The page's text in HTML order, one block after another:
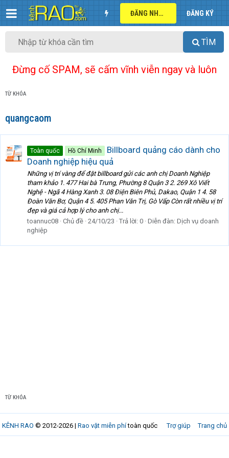
ĐĂNG NHẬP ĐĂNG KÝ
TÌM
Đừng cố SPAM, sẽ cấm vĩnh viễn ngay và luôn
TỪ KHÓA
quangcaom
Toàn quốc Hồ Chí Minh
Billboard quảng cáo dành cho
Doanh nghiệp hiệu quả
Những vị trí vàng để đặt billboard gửi các anh chị Doanh Nghiệp
tham khảo 1. 477 Hai bà Trưng, Phường 8 Quận 3 2. 269 Xô Viết
Nghệ - Ngã 4 Hàng Xanh 3. 08 Điện Biên Phủ, Dakao, Quận 1 4. 58
Đoàn Văn Bơ, Quận 4 5. 405 Phan Văn Trị, Gò Vấp Còn rất nhiều vị trí
đẹp và giá cả hợp lý cho anh chị...
toannuc08 Chủ đề 24/10/23 Trả lời: 0 Diễn đàn: Dịch vụ doanh
nghiệp
TỪ KHÓA
Trợ giúp Trang chủ
KÊNH RAO © 2012-2026 | Rao vặt miễn phítoàn quốc